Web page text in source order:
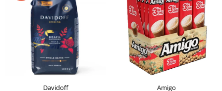
Davidoff Amigo